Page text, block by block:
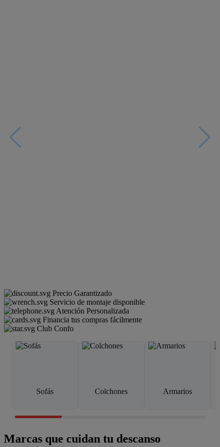
Precio Garantizado
Servicio de montaje disponible
Atención Personalizada
Financia tus compras fácilmente
Club Confo
Sofás Colchones Armarios
Marcas que cuidan tu descanso